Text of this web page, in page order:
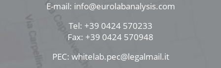
E-mail: info@eurolabanalysis.com
Tel: +39 0424 570233
Fax: +39 0424 570948
PEC: whitelab.pec@legalmail.it